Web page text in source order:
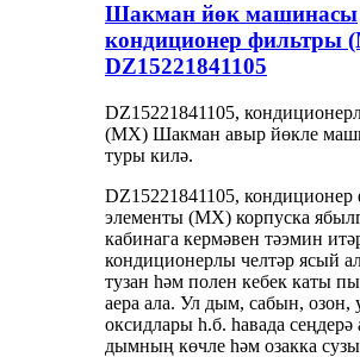
Шакман йөк машинасы
кондиционер фильтры
DZ15221841105
DZ15221841105,
(MX) Шакман авыр йөкле
туры килә.
DZ15221841105, кондиционер
элементы (MX) корпуска
кабинага кермәвен тәэмин
кондиционерлы челтәр ясый
тузан һәм полен кебек каты
аера ала. Ул дым, сабын, озон,
оксидлары һ.б. һавада сеңдерә
дымның көчле һәм озакка